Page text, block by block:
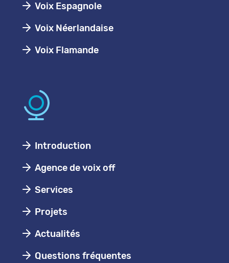
Voix Espagnole
Voix Néerlandaise
Voix Flamande
Introduction
Agence de voix off
Services
Projets
Actualités
Questions fréquentes